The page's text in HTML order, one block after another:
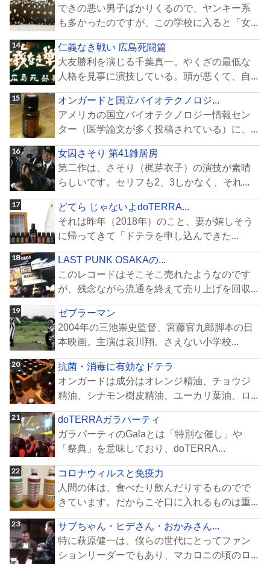
できの悪い男子ばかりくるので、ヤンキー系
も多かったのですが、この学校に入ると「女...
仁義なき戦い 広島死闘篇
大友勝利を演じる千葉真一。やくざの最低な
人格を見事に演技している。頭が悪くて、自...
オンガードと国立バイオテクノロジ...
アメリカの国立バイオテクノロジー情報セン
ター（医学論文が多く投稿されている）に、...
女囚さそり 第41雑居房
第二作は、さそり（梶芽衣子）の演技が素晴
らしいです。セリフも2、3しかなく、それ...
どてら じゃないよdoTERRA...
それは昨年（2018年）のこと、妻が嬉しそう
に帰ってきて「ドテラを申し込んできた...
LAST PUNK OSAKAの...
このレコードはそこそこ売れたようなのです
が、残念ながら流通を終えて売り上げを回収...
ゼブラーマン
2004年の三池崇史監督、宮藤官九郎脚本の日
本映画。主演は哀川翔。さえない小学校...
抗菌・消毒に有効なドテラ
オンガードは成分はオレンジ精油、チョウジ
精油、シナモン樹皮精油、ユーカリ葉油、ロ...
doTERRAガラパーティ
ガラパーティのGalaとは「特別な催し」や
「祭典」を意味しており、doTERRA...
コロナウィルスと免疫力
人間の体は、食べたり飲んだりするものでで
きています。だからこそ口に入れるものは重...
サブちゃん・ヒデさん・おかみさん...
特に萩原健一は、僕らの世代にとってファン
ションリーダーでもあり、マカロニの頃のロ...